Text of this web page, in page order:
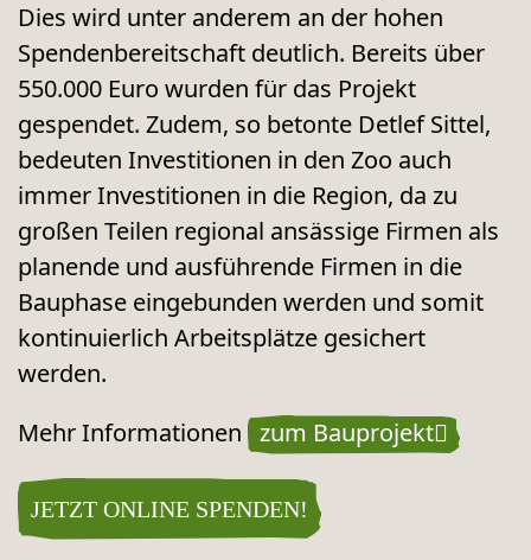
Dies wird unter anderem an der hohen
Spendenbereitschaft deutlich. Bereits über
550.000 Euro wurden für das Projekt
gespendet. Zudem, so betonte Detlef Sittel,
bedeuten Investitionen in den Zoo auch
immer Investitionen in die Region, da zu
großen Teilen regional ansässige Firmen als
planende und ausführende Firmen in die
Bauphase eingebunden werden und somit
kontinuierlich Arbeitsplätze gesichert
werden.
Mehr Informationen zum Bauprojekt
JETZT ONLINE SPENDEN!